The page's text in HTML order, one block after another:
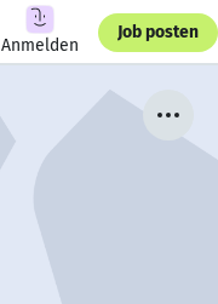
Anmelden
Job posten